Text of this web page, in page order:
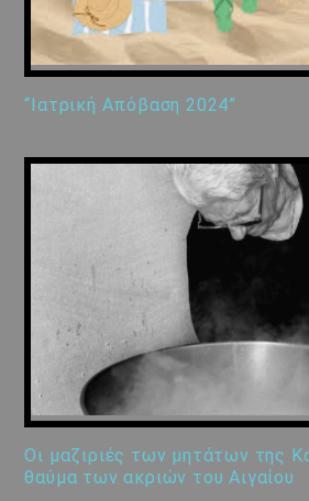
“Ιατρική Απόβαση 2024”
Οι μαζιριές των μητάτων της
θαύμα των ακριών του Αιγαίου